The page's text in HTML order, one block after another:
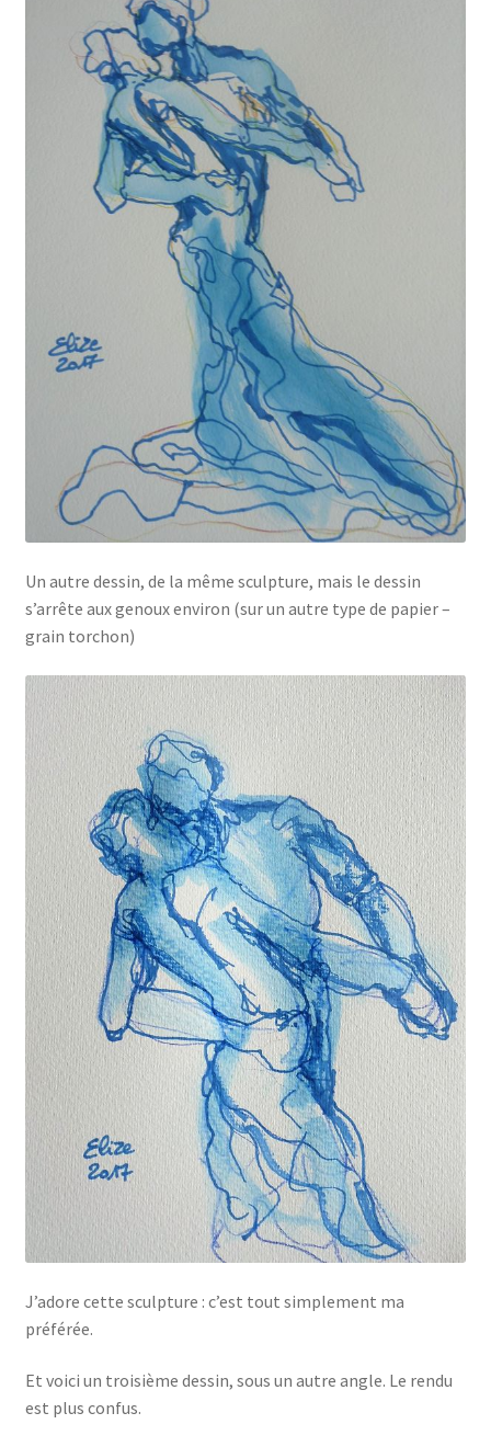
Un autre dessin, de la même sculpture, mais le dessin
s’arrête aux genoux environ (sur un autre type de papier –
grain torchon)
J’adore cette sculpture : c’est tout simplement ma
préférée.
Et voici un troisième dessin, sous un autre angle. Le rendu
est plus confus.